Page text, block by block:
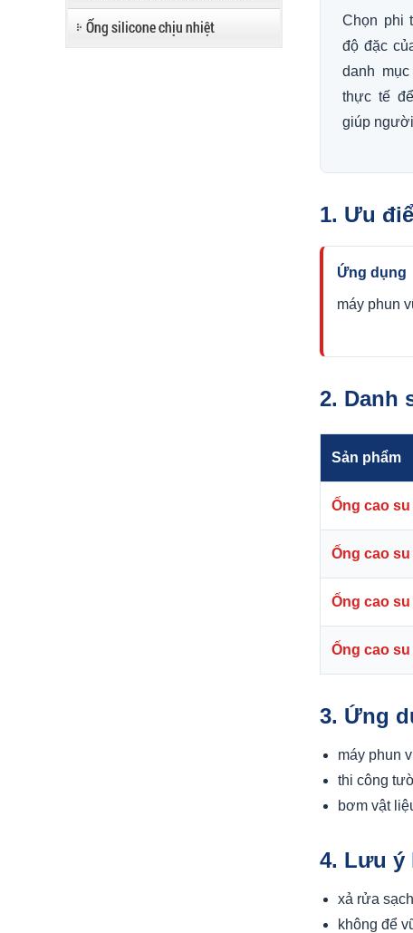
Ống silicone chịu nhiệt
Chọn phi
độ đặc
danh
thực tế
giúp
1. Ưu
Ứng dụng
máy phun
2. Danh
Sản phẩm
Ống cao
Ống cao
Ống cao
Ống cao
3. Ứng
máy phun
thi công
bơm vật
4. Lưu ý
xả rửa
không để